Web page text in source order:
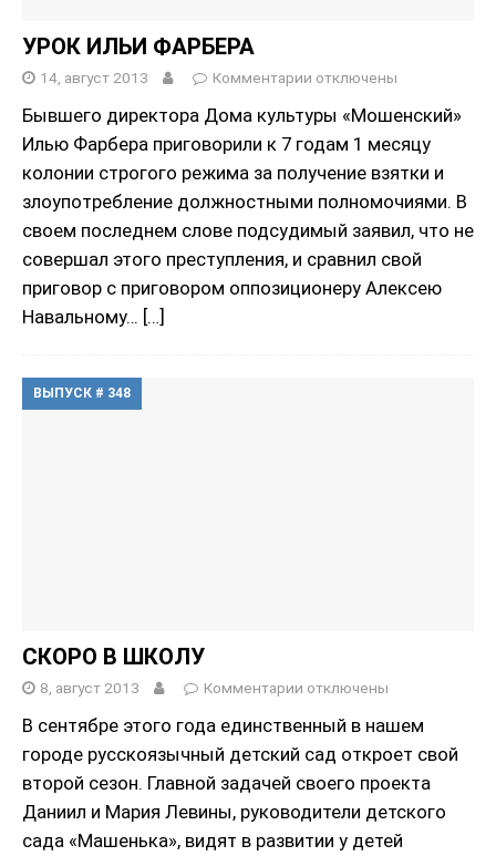
УРОК ИЛЬИ ФАРБЕРА
14, август 2013 Комментарии отключены
Бывшего директора Дома культуры «Мошенский»
Илью Фарбера приговорили к 7 годам 1 месяцу
колонии строгого режима за получение взятки и
злоупотребление должностными полномочиями. В
своем последнем слове подсудимый заявил, что не
совершал этого преступления, и сравнил свой
приговор с приговором оппозиционеру Алексею
Навальному… […]
ВЫПУСК # 348
СКОРО В ШКОЛУ
8, август 2013 Комментарии отключены
В сентябре этого года единственный в нашем
городе русскоязычный детский сад откроет свой
второй сезон. Главной задачей своего проекта
Даниил и Мария Левины, руководители детского
сада «Машенька», видят в развитии у детей